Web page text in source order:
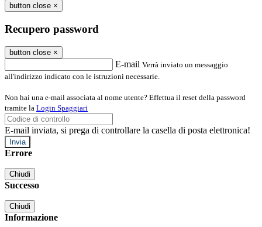
button close ×
Recupero password
button close ×
E-mail Verrà inviato un messaggio
all'indirizzo indicato con le istruzioni necessarie.
Non hai una e-mail associata al nome utente? Effettua il reset della password
tramite la Login Spaggiari
E-mail inviata, si prega di controllare la casella di posta elettronica!
Errore
Chiudi
Successo
Chiudi
Informazione